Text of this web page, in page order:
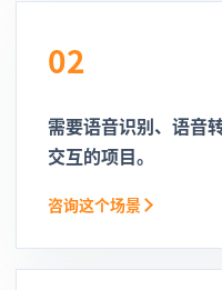
02
需要语音识别、语音
交互的项目。
咨询这个场景